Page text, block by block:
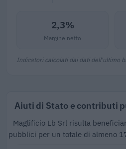
2,3%
Margine netto
Indicatori calcolati dai dati dell'ultimo
Aiuti di Stato e contributi
Maglificio Lb Srl risulta
pubblici per un totale di almeno